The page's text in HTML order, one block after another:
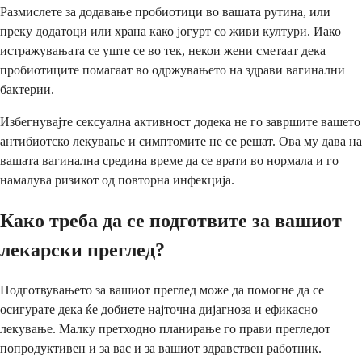
Размислете за додавање пробиотици во вашата рутина, или
преку додатоци или храна како јогурт со живи култури. Иако
истражувањата се уште се во тек, некои жени сметаат дека
пробиотиците помагаат во одржувањето на здрави вагинални
бактерии.
Избегнувајте сексуална активност додека не го завршите вашето
антибиотско лекување и симптомите не се решат. Ова му дава на
вашата вагинална средина време да се врати во нормала и го
намалува ризикот од повторна инфекција.
Како треба да се подготвите за вашиот
лекарски преглед?
Подготвувањето за вашиот преглед може да помогне да се
осигурате дека ќе добиете најточна дијагноза и ефикасно
лекување. Малку претходно планирање го прави прегледот
попродуктивен и за вас и за вашиот здравствен работник.